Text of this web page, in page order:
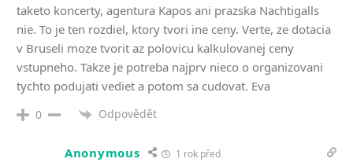
taketo koncerty, agentura Kapos ani prazska Nachtigalls
nie. To je ten rozdiel, ktory tvori ine ceny. Verte, ze dotacia
v Bruseli moze tvorit az polovicu kalkulovanej ceny
vstupneho. Takze je potreba najprv nieco o organizovani
tychto podujati vediet a potom sa cudovat. Eva
0 Odpovědět
Anonymous 1 rok před